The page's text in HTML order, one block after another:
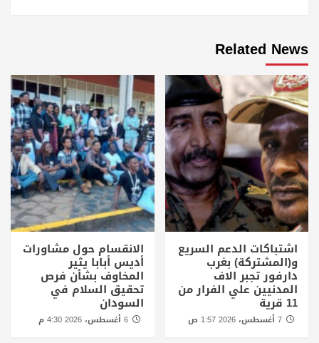
Related News
اشتباكات الدعم السريع
و(المشتركة) بغرب
دارفور تجبر الاف
المدنيين علي الفرار من
11 قرية
الانقسام حول مشاورات
أديس أبابا يثير
المخاوف بشأن فرص
تحقيق السلام في
السودان
6 أغسطس، 2026 4:30 م